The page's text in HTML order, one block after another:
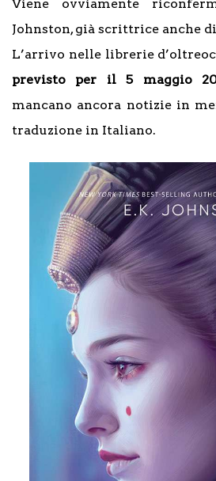
Viene ovviamente
Johnston, già scrittrice anche di
L’arrivo nelle librerie
previsto per il 5 maggio
mancano ancora notizie in
traduzione in Italiano.